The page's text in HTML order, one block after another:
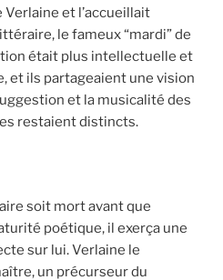
et l’accueillait
le fameux “mardi” de
était plus intellectuelle et
et ils partageaient une vision
et la musicalité des
restaient distincts.
soit mort avant que
poétique, il exerça une
sur lui. Verlaine le
un précurseur du